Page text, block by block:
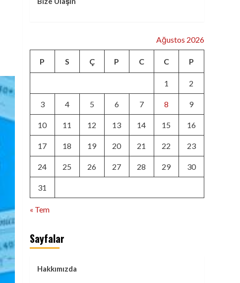
Ağustos 2026
P S Ç P C C P
1 2
3 4 5 6 7 8 9
10 11 12 13 14 15 16
17 18 19 20 21 22 23
24 25 26 27 28 29 30
31
« Tem
Sayfalar
Hakkımızda